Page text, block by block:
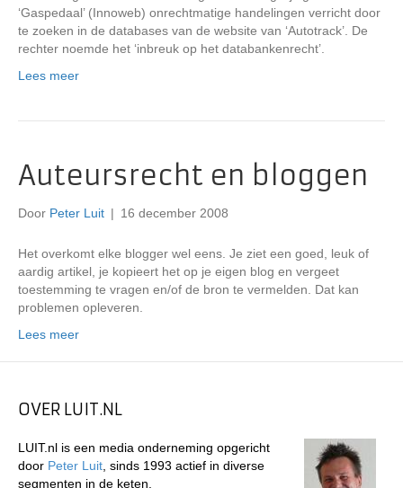
‘Gaspedaal’ (Innoweb) onrechtmatige handelingen verricht door
te zoeken in de databases van de website van ‘Autotrack’. De
rechter noemde het ‘inbreuk op het databankenrecht’.
Lees meer
Auteursrecht en bloggen
Door Peter Luit | 16 december 2008
Het overkomt elke blogger wel eens. Je ziet een goed, leuk of
aardig artikel, je kopieert het op je eigen blog en vergeet
toestemming te vragen en/of de bron te vermelden. Dat kan
problemen opleveren.
Lees meer
OVER LUIT.NL
LUIT.nl is een media onderneming opgericht
door Peter Luit , sinds 1993 actief in diverse
segmenten in de keten.